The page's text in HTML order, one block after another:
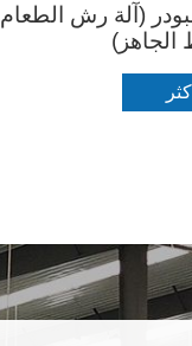
(آلة رش الطعام
الجاهز)
أكثر